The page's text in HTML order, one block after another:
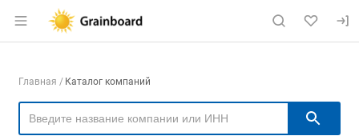
Раздел навигации по сайту
Навигация по компаниям
Главная Каталог компаний